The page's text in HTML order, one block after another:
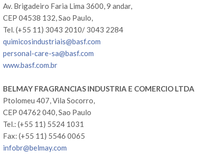
Av. Brigadeiro Faria Lima 3600, 9 andar,
CEP 04538 132, Sao Paulo,
Tel. (+55 11) 3043 2010/ 3043 2284
quimicosindustriais@basf.com
personal-care-sa@basf.com
www.basf.com.br
BELMAY FRAGRANCIAS INDUSTRIA E COMERCIO LTDA
Ptolomeu 407, Vila Socorro,
CEP 04762 040, Sao Paulo
Tel.: (+55 11) 5524 1031
Fax: (+55 11) 5546 0065
infobr@belmay.com